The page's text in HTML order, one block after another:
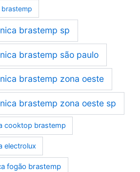
brastemp sp
brastemp são paulo
brastemp zona oeste
brastemp zona oeste sp
cooktop brastemp
electrolux
fogão brastemp